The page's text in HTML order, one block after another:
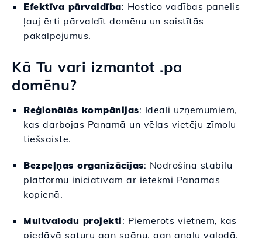
Efektīva pārvaldība: Hostico vadības panelis
ļauj ērti pārvaldīt domēnu un saistītās
pakalpojumus.
Kā Tu vari izmantot .pa
domēnu?
Reģionālās kompānijas: Ideāli uzņēmumiem,
kas darbojas Panamā un vēlas vietēju zīmolu
tiešsaistē.
Bezpeļņas organizācijas: Nodrošina stabilu
platformu iniciatīvām ar ietekmi Panamas
kopienā.
Multvalodu projekti: Piemērots vietnēm, kas
piedāvā saturu gan spāņu, gan angļu valodā,